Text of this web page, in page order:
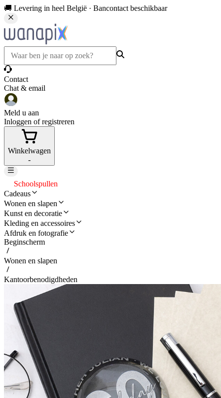
🚚 Levering in heel België · Bancontact beschikbaar
Contact
Chat & email
Meld u aan
Inloggen of registreren
Winkelwagen
-
Schoolspullen
Cadeaus
Wonen en slapen
Kunst en decoratie
Kleding en accessoires
Afdruk en fotografie
Beginscherm
Wonen en slapen
Kantoorbenodigdheden